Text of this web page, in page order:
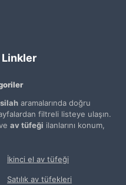
Linkler
aramalarında doğru
filtreli listeye ulaşın.
av tüfeği ilanlarını konum,
İkinci el av tüfeği
Satılık av tüfekleri